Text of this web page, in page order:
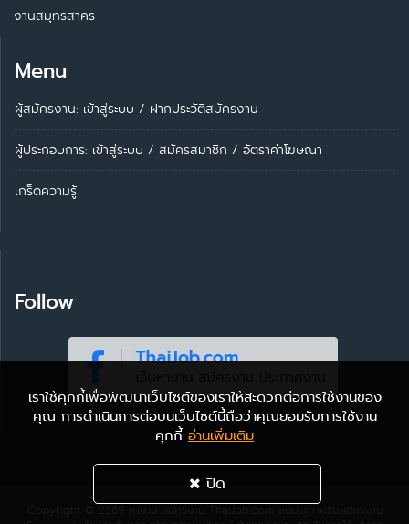
งานสมุทรสาคร
Menu
ผู้สมัครงาน: เข้าสู่ระบบ / ฝากประวัติสมัครงาน
ผู้ประกอบการ: เข้าสู่ระบบ / สมัครสมาชิก / อัตราค่าโฆษณา
เกร็ดความรู้
Follow
เราใช้คุกกี้เพื่อพัฒนาเว็บไซต์ของเราให้สะดวกต่อการใช้งานของ
คุณ การดำเนินการต่อบนเว็บไซต์นี้ถือว่าคุณยอมรับการใช้งาน
คุกกี้ อ่านเพิ่มเติม
ปิด